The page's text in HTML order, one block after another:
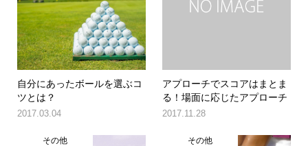
自分にあったボールを選ぶコ
ツとは？
2017.03.04
アプローチでスコアはまとま
る！場面に応じたアプローチ
2017.11.28
その他 その他